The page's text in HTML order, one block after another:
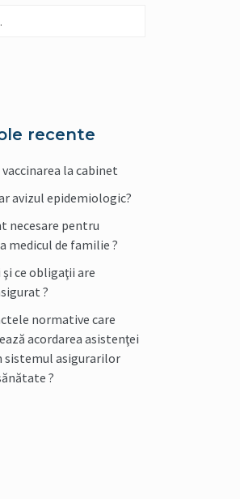
recente
vaccinarea la cabinet
avizul epidemiologic?
necesare pentru
medicul de familie ?
ce obligaţii are
?
normative care
acordarea asistenţei
sistemul asigurarilor
?